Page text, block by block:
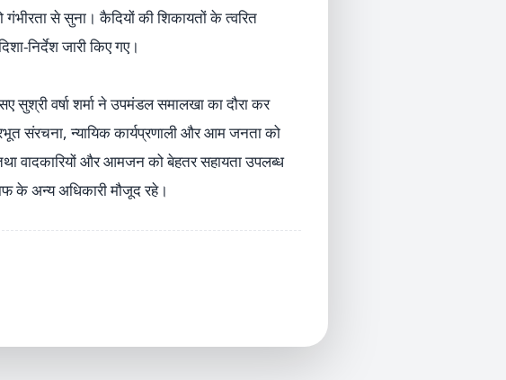
से सुना। कैदियों की शिकायतों के त्वरित
निर्देश जारी किए गए।
सुश्री वर्षा शर्मा ने उपमंडल समालखा का दौरा कर
संरचना, न्यायिक कार्यप्रणाली और आम जनता को
वादकारियों और आमजन को बेहतर सहायता उपलब्ध
के अन्य अधिकारी मौजूद रहे।